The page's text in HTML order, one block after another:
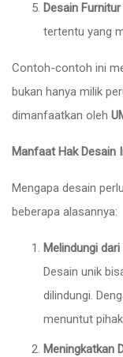
Desain Furnitur
tertentu yang
Contoh-contoh ini
bukan hanya milik
dimanfaatkan oleh
Manfaat Hak Desain
Mengapa desain
beberapa alasannya:
Melindungi
Desain unik
dilindungi.
menuntut
Meningkatkan